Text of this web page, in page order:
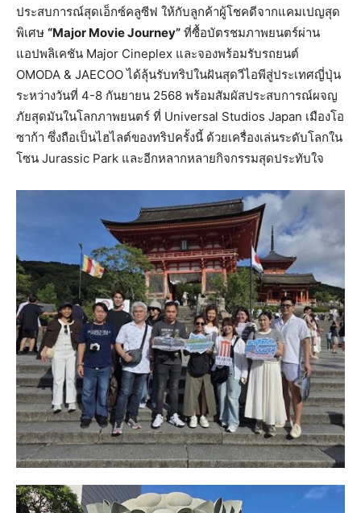
ประสบการณ์สุดเอ็กซ์คลูซีฟ ให้กับลูกค้าผู้โชคดีจากแคมเปญสุด
พิเศษ “Major MovieJourney” ที่ซื้อบัตรชมภาพยนตร์ผ่าน
แอปพลิเคชัน Major Cineplex และจองพร้อมรับรถยนต์
OMODA & JAECOO ได้ลุ้นรับทริปในฝันสุดวีไอพีสู่ประเทศญี่ปุ่น
ระหว่างวันที่ 4-8 กันยายน 2568 พร้อมสัมผัสประสบการณ์ผจญ
ภัยสุดมันในโลกภาพยนตร์ ที่ Universal Studios Japan เมืองโอ
ซาก้า ซึ่งถือเป็นไฮไลต์ของทริปครั้งนี้ ด้วยเครื่องเล่นระดับโลกใน
โซน Jurassic Park และอีกหลากหลายกิจกรรมสุดประทับใจ